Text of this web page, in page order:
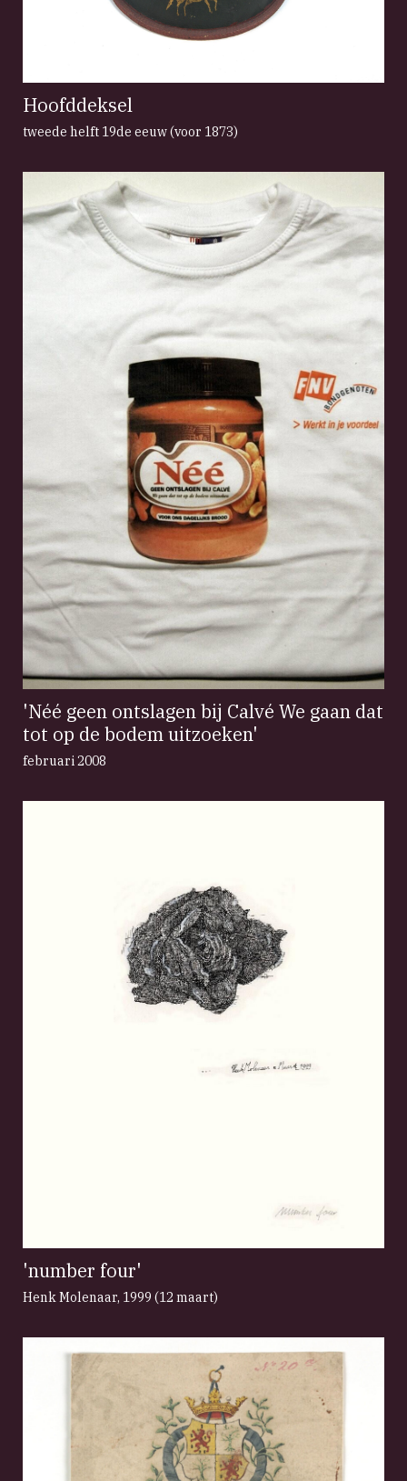
Hoofddeksel
tweede helft 19de eeuw (voor 1873)
'Néé geen ontslagen bij Calvé We gaan dat
tot op de bodem uitzoeken'
februari 2008
'number four'
Henk Molenaar, 1999 (12 maart)